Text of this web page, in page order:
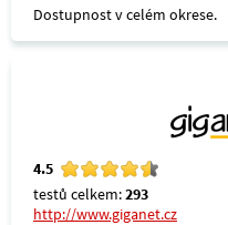
Dostupnost v celém okrese.
4.5
testů celkem:293
http://www.giganet.cz